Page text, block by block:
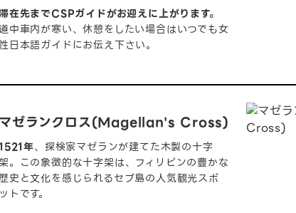
在先までCSPガイドがお迎えに上がります。
中車内が寒い、休憩をしたい場合はいつでも女
日本語ガイドにお伝え下さい。
マゼランクロス(Magellan's Cross)
年、探検家マゼランが建てた木製の十字
架。この象徴的な十字架は、フィリピンの豊かな
史と文化を感じられるセブ島の人気観光スポ
ットです。